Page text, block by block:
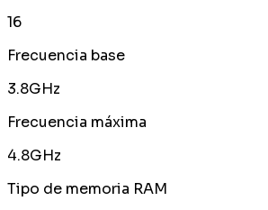
16
Frecuencia base
3.8GHz
Frecuencia máxima
4.8GHz
Tipo de memoria RAM